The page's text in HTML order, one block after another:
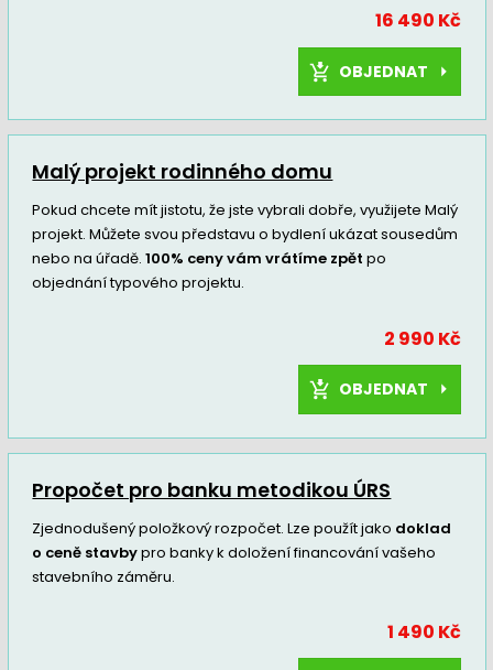
16 490 Kč
OBJEDNAT
Malý projekt rodinného domu
Pokud chcete mít jistotu, že jste vybrali dobře, využijete Malý
projekt. Můžete svou představu o bydlení ukázat sousedům
nebo na úřadě.100% ceny vám vrátíme zpět po
objednání typového projektu.
2 990 Kč
OBJEDNAT
Propočet pro banku metodikou ÚRS
Zjednodušený položkový rozpočet. Lze použít jako doklad
o ceně stavbypro banky k doložení financování vašeho
stavebního záměru.
1 490 Kč